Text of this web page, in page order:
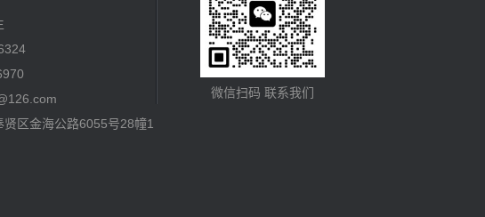
区金海公路6055号28幢1
微信扫码 联系我们